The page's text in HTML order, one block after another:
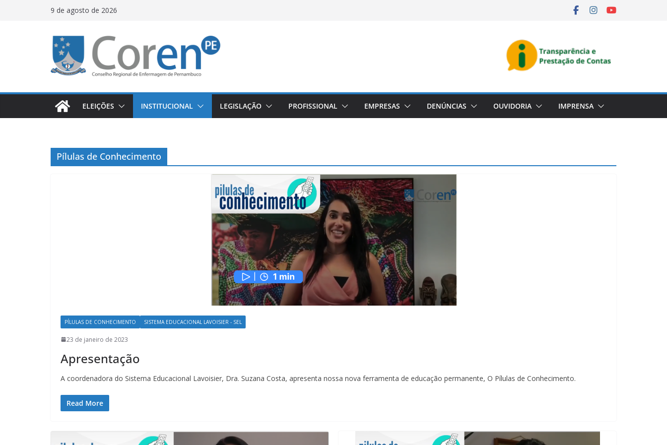
9 de agosto de 2026
ELEIÇÕES INSTITUCIONAL LEGISLAÇÃO PROFISSIONAL EMPRESAS DENÚNCIAS OUVIDORIA IMPRENSA
Pílulas de Conhecimento
PÍLULAS DE CONHECIMENTO SISTEMA EDUCACIONAL LAVOISIER - SEL
23 de janeiro de 2023
Apresentação
A coordenadora do Sistema Educacional Lavoisier, Dra. Suzana Costa, apresenta nossa nova ferramenta de educação permanente, O Pílulas de Conhecimento.
Read More